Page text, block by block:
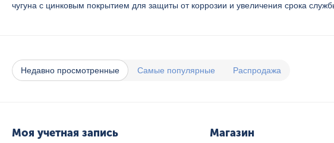
чугуна с цинковым покрытием для защиты от коррозии и увеличения срока
Недавно просмотренные Самые популярные Распродажа
Моя учетная запись Магазин